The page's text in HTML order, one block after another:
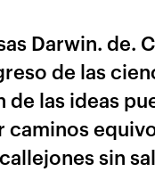
Darwin. de.
de las
de las ideas
caminos
sin